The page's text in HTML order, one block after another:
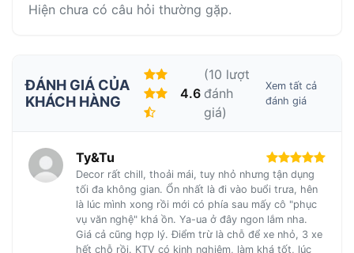
Hiện chưa có câu hỏi thường gặp.
ĐÁNH GIÁ CỦA
KHÁCH HÀNG
4.6
(10 lượt
đánh
giá)
Xem tất cả
đánh giá
Ty&Tu
Decor rất chill, thoải mái, tuy nhỏ nhưng tận dụng
tối đa không gian. Ổn nhất là đi vào buổi trưa, hên
là lúc mình xong rồi mới có phía sau mấy cô "phục
vụ văn nghệ" khá ồn. Ya-ua ở đây ngon lắm nha.
Giá cả cũng hợp lý. Điểm trừ là chỗ để xe nhỏ, 3 xe
hết chỗ rồi. KTV có kinh nghiệm, làm khá tốt, lúc